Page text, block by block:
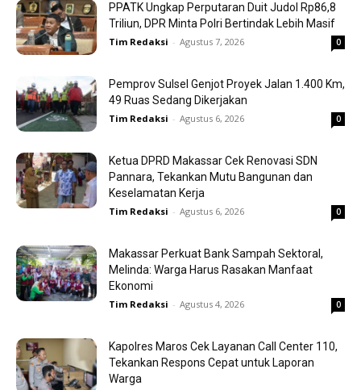
PPATK Ungkap Perputaran Duit Judol Rp86,8
Triliun, DPR Minta Polri Bertindak Lebih Masif
Tim Redaksi - Agustus 7, 2026 0
Pemprov Sulsel Genjot Proyek Jalan 1.400 Km,
49 Ruas Sedang Dikerjakan
Tim Redaksi - Agustus 6, 2026 0
Ketua DPRD Makassar Cek Renovasi SDN
Pannara, Tekankan Mutu Bangunan dan
Keselamatan Kerja
Tim Redaksi - Agustus 6, 2026 0
Makassar Perkuat Bank Sampah Sektoral,
Melinda: Warga Harus Rasakan Manfaat
Ekonomi
Tim Redaksi - Agustus 4, 2026 0
Kapolres Maros Cek Layanan Call Center 110,
Tekankan Respons Cepat untuk Laporan
Warga